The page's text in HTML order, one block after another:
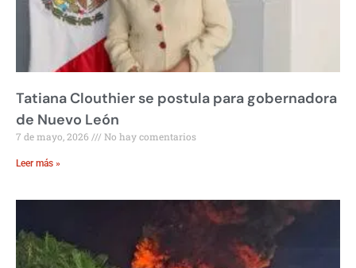
Tatiana Clouthier se postula para gobernadora
de Nuevo León
7 de mayo, 2026 No hay comentarios
Leer más »